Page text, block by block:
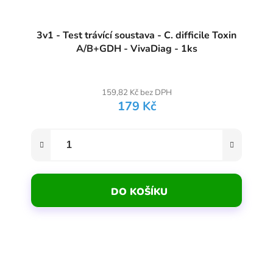
3v1 - Test trávící soustava - C. difficile Toxin
A/B+GDH - VivaDiag - 1ks
159,82 Kč bez DPH
179 Kč
DO KOŠÍKU